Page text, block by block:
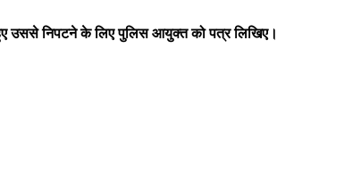
उससे निपटने के लिए पुलिस आयुक्त को पत्र लिखिए।